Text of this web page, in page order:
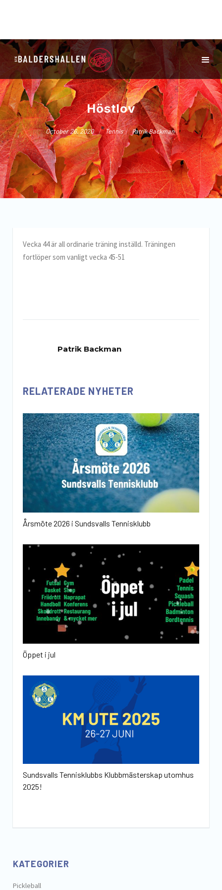
Höstlov
October 26, 2020 / Tennis / Patrik Backman
Vecka 44 är all ordinarie träning inställd. Träningen
fortlöper som vanligt vecka 45-51
Patrik Backman
RELATERADE NYHETER
Årsmöte 2026 i Sundsvalls Tennisklubb
Öppet i jul
Sundsvalls Tennisklubbs Klubbmästerskap utomhus
2025!
KATEGORIER
Pickleball